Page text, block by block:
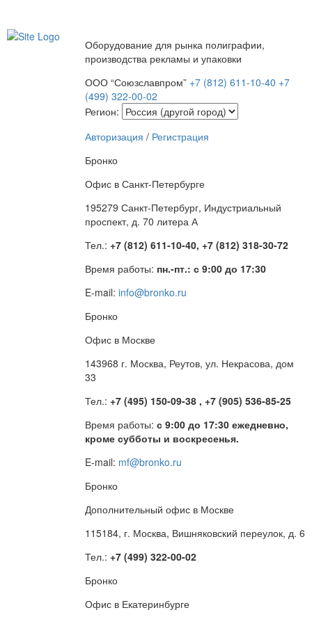
Оборудование для рынка полиграфии,
производства рекламы и упаковки
ООО “Союзславпром” +7 (812) 611-10-40 +7
(499) 322-00-02
Регион:
Авторизация / Регистрация
Бронко
Офис в Санкт-Петербурге
195279 Санкт-Петербург, Индустриальный
проспект, д. 70 литера А
Тел.: +7 (812) 611-10-40, +7 (812) 318-30-72
Время работы: пн.-пт.: с 9:00 до 17:30
E-mail: info@bronko.ru
Бронко
Офис в Москве
143968 г. Москва, Реутов, ул. Некрасова, дом
33
Тел.: +7 (495) 150-09-38 , +7 (905) 536-85-25
Время работы: с 9:00 до 17:30 ежедневно,
кроме субботы и воскресенья.
E-mail: mf@bronko.ru
Бронко
Дополнительный офис в Москве
115184, г. Москва, Вишняковский переулок, д. 6
Тел.: +7 (499) 322-00-02
Бронко
Офис в Екатеринбурге